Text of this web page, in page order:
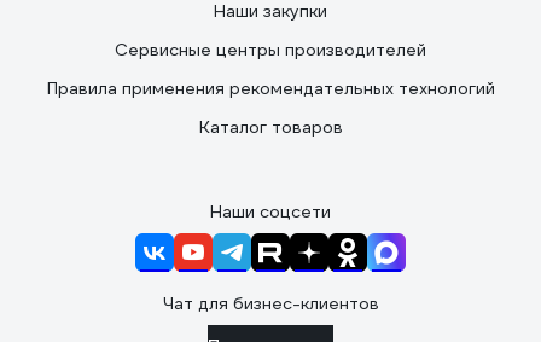
Наши закупки
Сервисные центры производителей
Правила применения рекомендательных технологий
Каталог товаров
Наши соцсети
Чат для бизнес-клиентов